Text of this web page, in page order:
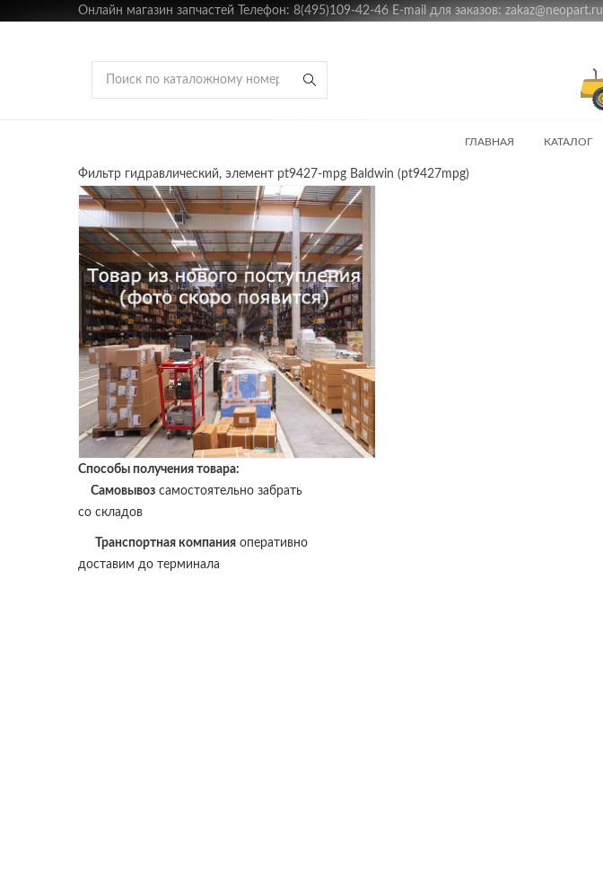
Онлайн магазин запчастей Телефон: 8(495)109-42-46 E-mail для заказов: zakaz@neopart.ru
ГЛАВНАЯ КАТАЛОГ
Фильтр гидравлический, элемент pt9427-mpg Baldwin (pt9427mpg)
Способы получения товара:
Самовывоз самостоятельно забрать
со складов
Транспортная компания оперативно
доставим до терминала